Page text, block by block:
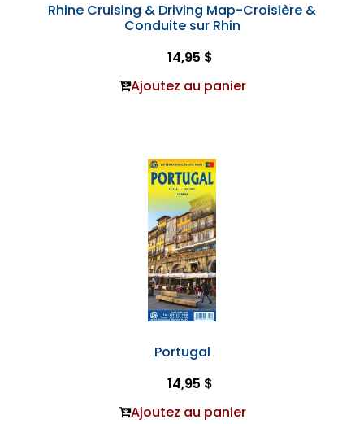
Rhine Cruising & Driving Map-Croisière &
Conduite sur Rhin
14,95 $
Ajoutez au panier
Portugal
14,95 $
Ajoutez au panier